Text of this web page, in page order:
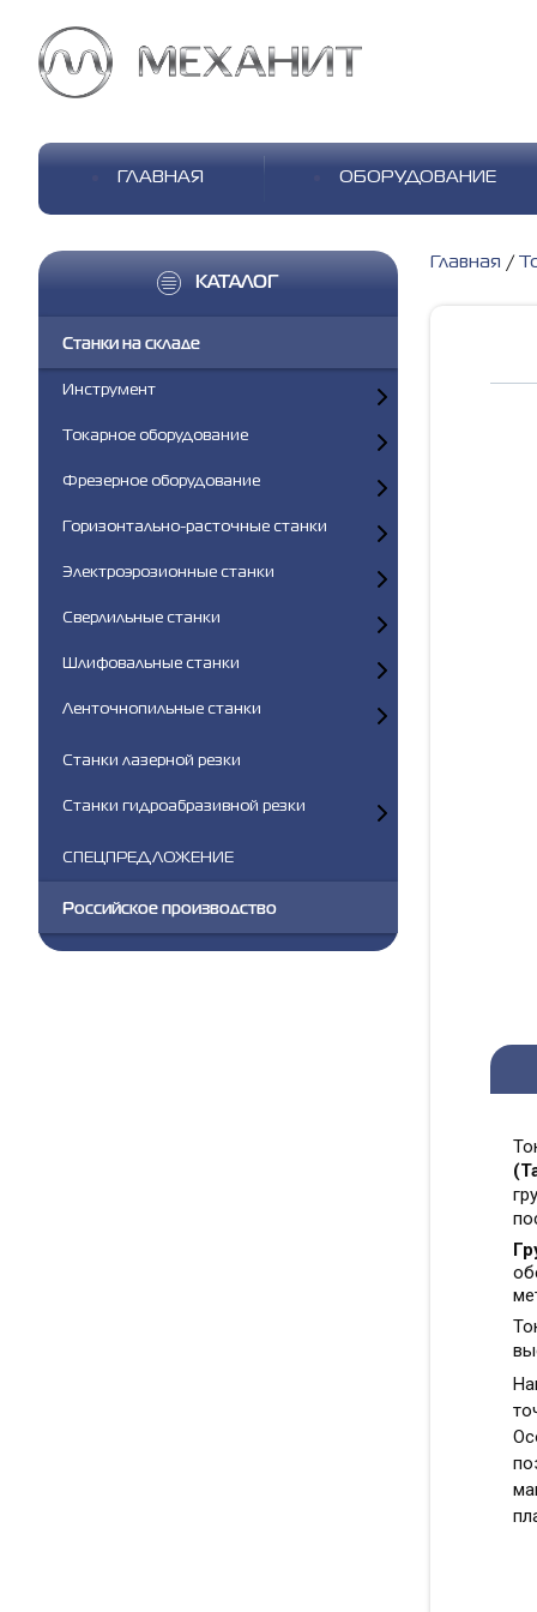
ГЛАВНАЯ ОБОРУДОВАНИЕ
КАТАЛОГ
Станки на складе
Инструмент
Токарное оборудование
Фрезерное оборудование
Горизонтально-расточные станки
Электроэрозионные станки
Сверлильные станки
Шлифовальные станки
Ленточнопильные станки
Станки лазерной резки
Станки гидроабразивной резки
СПЕЦПРЕДЛОЖЕНИЕ
Российское производство
Главная